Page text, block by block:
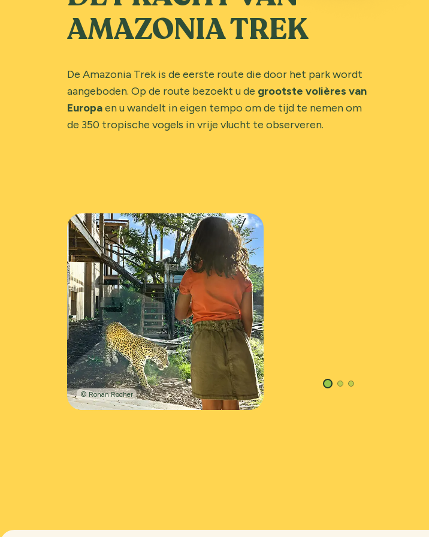
AMAZONIA TREK
De Amazonia Trek is de eerste route die door het park wordt
aangeboden. Op de route bezoekt u de grootste volières van
Europaen u wandelt in eigen tempo om de tijd te nemen om
de 350 tropische vogels in vrije vlucht te observeren.
© Ronan Rocher